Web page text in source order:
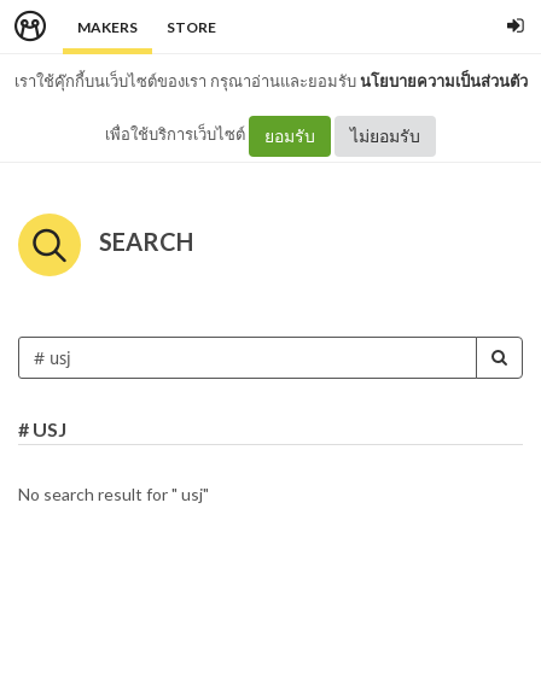
MAKERS STORE
เราใช้คุ๊กกี้บนเว็บไซต์ของเรา กรุณาอ่านและยอมรับนโยบายความเป็นส่วนตัว
เพื่อใช้บริการเว็บไซต์ ยอมรับ ไม่ยอมรับ
SEARCH
# USJ
No search result for " usj"